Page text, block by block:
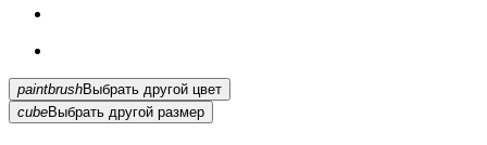
paintbrush
Выбрать другой цвет
cubeВыбрать другой размер